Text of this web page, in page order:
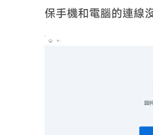
保手機和電腦的連線